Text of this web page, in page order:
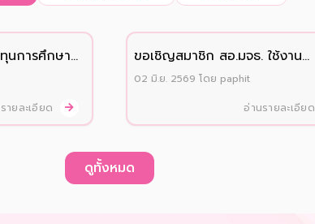
นการศึกษา
สมทบ
ายละเอียด
ขอเชิญสมาชิก สอ.มจธ. ใช้งาน
แอปพลิเคชัน "สอ.มจธ."
02 มิ.ย. 2569 โดย paphit
อ่านรายละเอียด
ดูทั้งหมด